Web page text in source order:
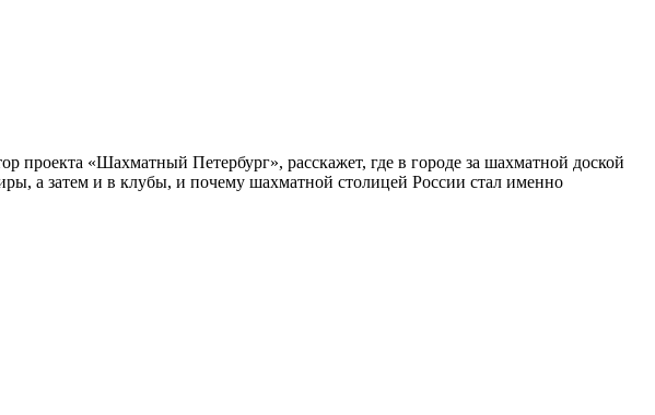
проекта «Шахматный Петербург», расскажет, где в городе за шахматной доской
а затем и в клубы, и почему шахматной столицей России стал именно